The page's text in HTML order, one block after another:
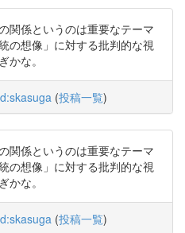
関係というのは重要なテーマ
の想像」に対する批判的な視
かな。
(投稿一覧)
関係というのは重要なテーマ
の想像」に対する批判的な視
かな。
(投稿一覧)